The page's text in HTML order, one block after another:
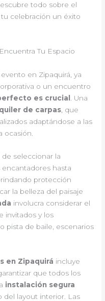
todo sobre el
celebración un éxito
Tu Espacio
en Zipaquirá, ya
o un encuentro
es crucial
. Una
de carpas , que
adaptándose a las
ocasión.
seleccionar la
encantadores hasta
protección
la belleza del paisaje
involucra considerar el
invitados y los
pista de baile, escenarios
en Zipaquirá incluye
que todos los
instalación segura
del layout interior. Las